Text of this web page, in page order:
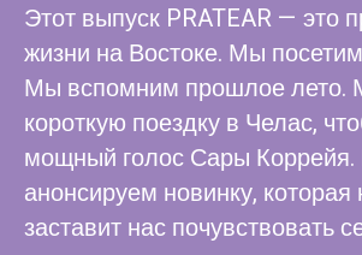
Этот выпуск PRATEAR — это
жизни на Востоке. Мы
Мы вспомним прошлое лето.
короткую поездку в Челас,
мощный голос Сары
анонсируем новинку, которая
заставит нас почувствовать